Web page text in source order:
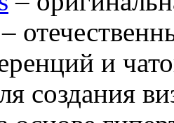
–
и
создания